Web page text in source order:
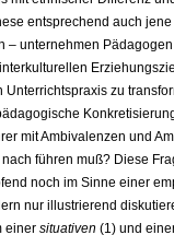
entsprechend auch
– unternehmen
Unter­richtspraxis zu
mit Ambivalenzen und
führen muß? Diese
noch im Sinne einer
nur illustrierend
einer situativen (1) und